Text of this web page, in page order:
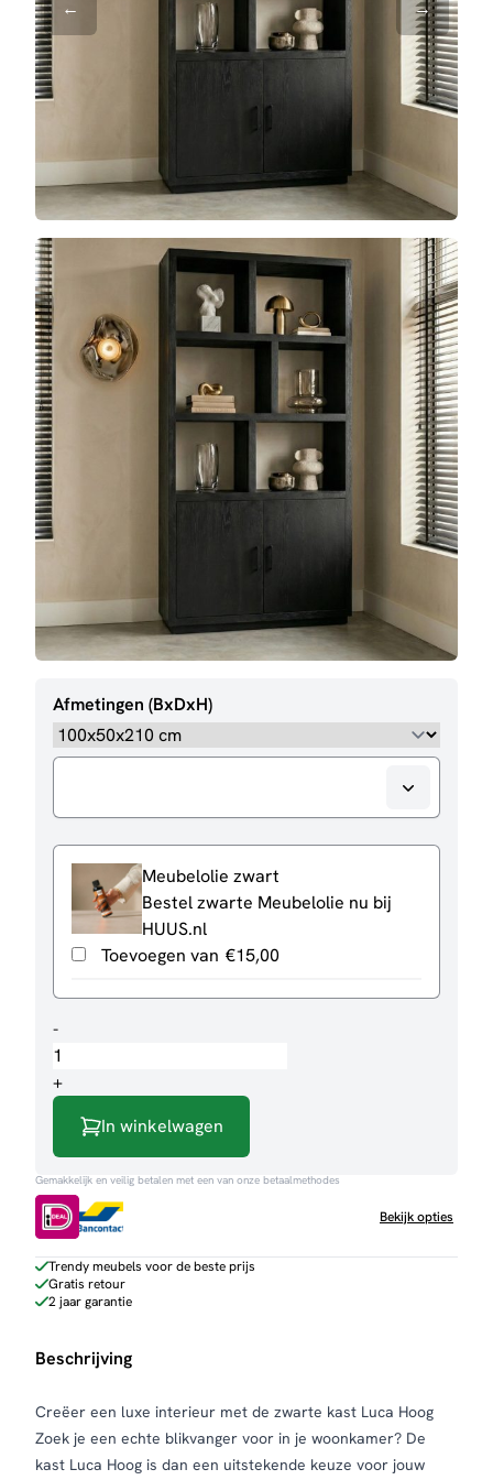
Afmetingen (BxDxH)
Meubelolie zwart
Bestel zwarte Meubelolie nu bij
HUUS.nl
Toevoegen van €15,00
-Kast
Luca
hoog
+
In winkelwagen
Gemakkelijk en veilig betalen met een van onze betaalmethodes
Bekijk opties
Trendy meubels voor de beste prijs
Gratis retour
2 jaar garantie
Beschrijving
Creëer een luxe interieur met de zwarte kast Luca Hoog
Zoek je een echte blikvanger voor in je woonkamer? De
kast Luca Hoog is dan een uitstekende keuze voor jouw